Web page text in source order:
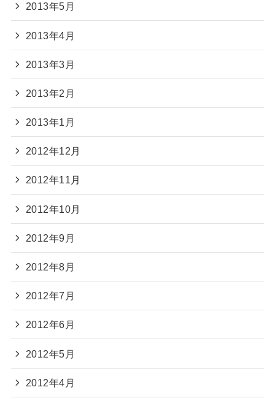
2013年5月
2013年4月
2013年3月
2013年2月
2013年1月
2012年12月
2012年11月
2012年10月
2012年9月
2012年8月
2012年7月
2012年6月
2012年5月
2012年4月